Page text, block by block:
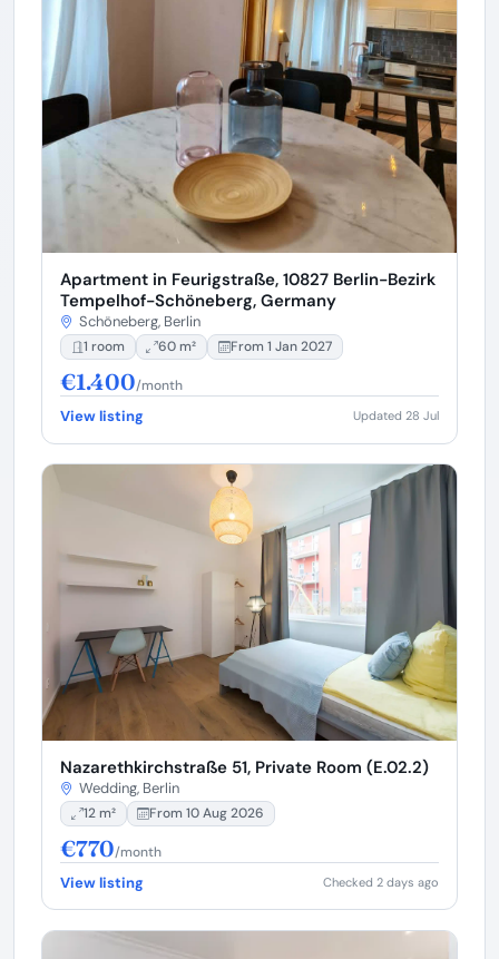
Apartment in Feurigstraße, 10827 Berlin-Bezirk
Tempelhof-Schöneberg, Germany
Schöneberg, Berlin
1 room 60 m² From 1 Jan 2027
€1.400/month
View listing Updated 28 Jul
Nazarethkirchstraße 51, Private Room (E.02.2)
Wedding, Berlin
12 m² From 10 Aug 2026
€770/month
View listing Checked 2 days ago